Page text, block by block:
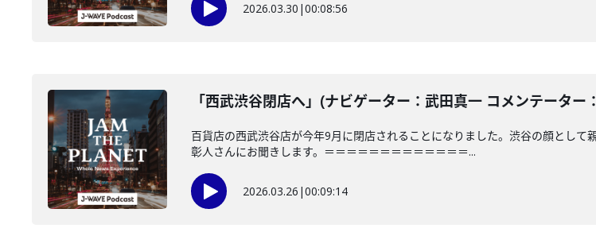
2026.03.30 |00:08:56
「西武渋谷閉店へ」(ナビゲーター：武田真一 コメンテータ
百貨店の西武渋谷店が今年9月に閉店されることになりました。渋谷の顔とし
彰人さんにお聞きします。＝＝＝＝＝＝＝＝＝＝＝＝＝...
2026.03.26 |00:09:14